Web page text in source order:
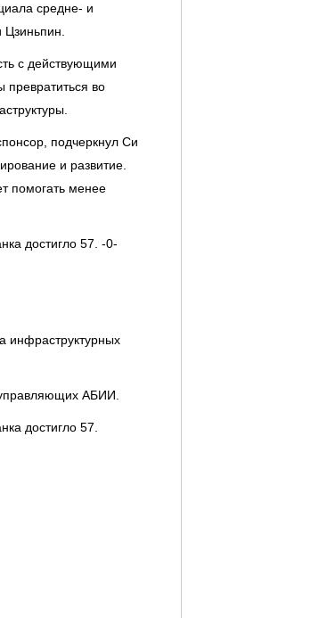
средне- и
с действующими
превратиться во
подчеркнул Си
и развитие.
помогать менее
достигло 57. -0-
инфраструктурных
АБИИ.
достигло 57.